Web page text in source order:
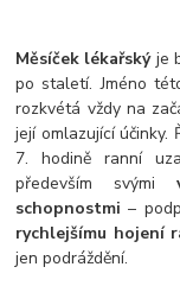
Měsíček lékařskýje
po staletí. Jméno
rozkvétá vždy na
její omlazující účinky.
7. hodině ranní
především svými
schopnostmi –
rychlejšímu hojení
jen podráždění.